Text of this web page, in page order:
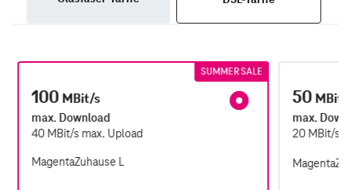
100 MBit/s
max. Download
40 MBit/s max. Upload
SUMMER SALE
MagentaZuhause L
50 MBit/
max.
20 MBit/s